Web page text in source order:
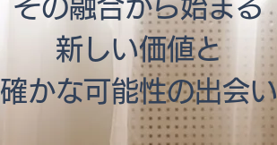
その融合から始まる
新しい価値と
​確かな可能性の出会い